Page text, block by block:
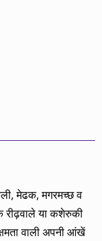
मेढक, मगरमच्छ व
रीढ़वाले या कशेरुकी
वाली अपनी आंखें